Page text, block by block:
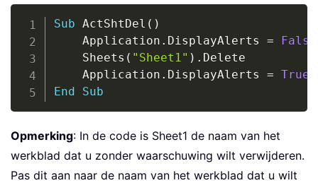
Sub ActShtDel ( )
    Application
. DisplayAlerts =
False
    Sheets
( "Sheet1" ) . Delete
    Application
. DisplayAlerts = True
End
Sub
Opmerking: In de code is Sheet1 de naam van het
werkblad dat u zonder waarschuwing wilt verwijderen.
Pas dit aan naar de naam van het werkblad dat u wilt